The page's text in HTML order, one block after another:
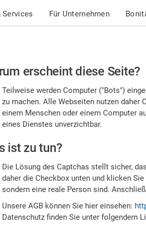
Services Für Unternehmen
erscheint diese Seite?
Teilweise werden Computer ("Bots")
zu machen. Alle Webseiten nutzen daher
einem Menschen oder einem Computer
eines Dienstes unverzichtbar.
ist zu tun?
Die Lösung des Captchas stellt sicher,
daher die Checkbox unten und klicken
sondern eine reale Person sind.
Unsere AGB können Sie hier einsehen:
Datenschutz finden Sie unter folgendem